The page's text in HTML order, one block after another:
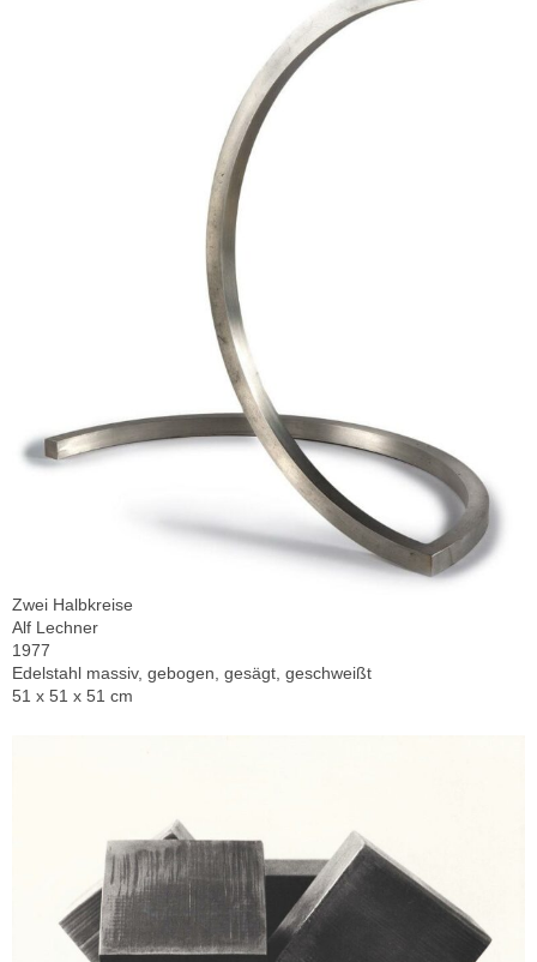
Zwei Halbkreise
Alf Lechner
1977
Edelstahl massiv, gebogen, gesägt, geschweißt
51 x 51 x 51 cm